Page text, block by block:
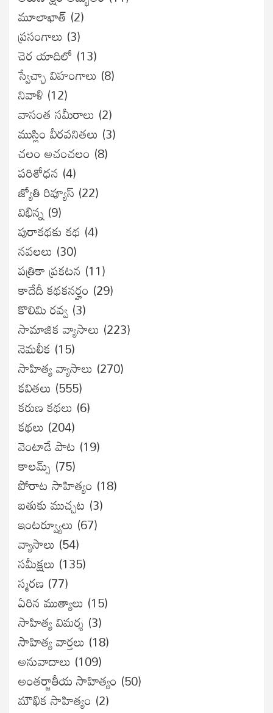
మూలాఖాత్ (2)
ప్రసంగాలు (3)
చెర యాదిలో (13)
స్వేచ్ఛా విహంగాలు (8)
నివాళి (12)
వాసంత సమీరాలు (2)
ముస్లిం వీరవనితలు (3)
చలం అచంచలం (8)
ప‌రిశోధ‌న‌ (4)
జ్యోతి రివ్యూస్ (22)
విభిన్న (9)
పురాకథకు కథ (4)
నవలలు (30)
పత్రికా ప్రకటన (11)
కాదేదీ కథకనర్హం (29)
కొలిమి రవ్వ (3)
సామాజిక వ్యాసాలు (223)
నెమలీక (15)
సాహిత్య వ్యాసాలు (270)
కవితలు (555)
కరుణ కథలు (6)
కథలు (204)
వెంటాడే పాట (19)
కాలమ్స్ (75)
పోరాట సాహిత్యం (18)
బతుకు ముచ్చట (3)
ఇంటర్వ్యూలు (67)
వ్యాసాలు (54)
సమీక్షలు (135)
స్మరణ (77)
ఏరిన ముత్యాలు (15)
సాహిత్య విమర్శ (3)
సాహిత్య వార్తలు (18)
అనువాదాలు (109)
అంతర్జాతీయ సాహిత్యం (50)
మౌఖిక సాహిత్యం (2)